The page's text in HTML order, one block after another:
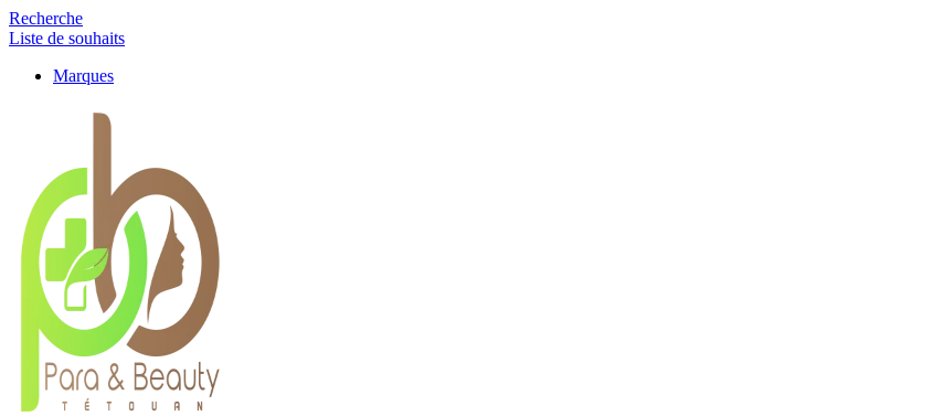
Recherche
Liste de souhaits
Marques